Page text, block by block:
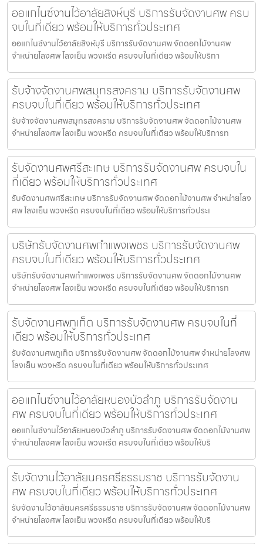
ออแกไนซ์งานไว้อาลัยสิงห์บุรี บริการรับจัดงานศพ ครบ
จบในที่เดียว พร้อมให้บริการทั่วประเทศ
ออแกไนซ์งานไว้อาลัยสิงห์บุรี บริการรับจัดงานศพ จัดดอกไม้งานศพ
จำหน่ายโลงศพ โลงเย็น พวงหรีด ครบจบในที่เดียว พร้อมให้บริกา
รับจ้างจัดงานศพสมุทรสงคราม บริการรับจัดงานศพ
ครบจบในที่เดียว พร้อมให้บริการทั่วประเทศ
รับจ้างจัดงานศพสมุทรสงคราม บริการรับจัดงานศพ จัดดอกไม้งานศพ
จำหน่ายโลงศพ โลงเย็น พวงหรีด ครบจบในที่เดียว พร้อมให้บริการท
รับจัดงานศพศรีสะเกษ บริการรับจัดงานศพ ครบจบใน
ที่เดียว พร้อมให้บริการทั่วประเทศ
รับจัดงานศพศรีสะเกษ บริการรับจัดงานศพ จัดดอกไม้งานศพ จำหน่ายโลง
ศพ โลงเย็น พวงหรีด ครบจบในที่เดียว พร้อมให้บริการทั่วประเ
บริษัทรับจัดงานศพกำแพงเพชร บริการรับจัดงานศพ
ครบจบในที่เดียว พร้อมให้บริการทั่วประเทศ
บริษัทรับจัดงานศพกำแพงเพชร บริการรับจัดงานศพ จัดดอกไม้งานศพ
จำหน่ายโลงศพ โลงเย็น พวงหรีด ครบจบในที่เดียว พร้อมให้บริการท
รับจัดงานศพภูเก็ต บริการรับจัดงานศพ ครบจบในที่
เดียว พร้อมให้บริการทั่วประเทศ
รับจัดงานศพภูเก็ต บริการรับจัดงานศพ จัดดอกไม้งานศพ จำหน่ายโลงศพ
โลงเย็น พวงหรีด ครบจบในที่เดียว พร้อมให้บริการทั่วประเทศ
ออแกไนซ์งานไว้อาลัยหนองบัวลำภู บริการรับจัดงาน
ศพ ครบจบในที่เดียว พร้อมให้บริการทั่วประเทศ
ออแกไนซ์งานไว้อาลัยหนองบัวลำภู บริการรับจัดงานศพ จัดดอกไม้งานศพ
จำหน่ายโลงศพ โลงเย็น พวงหรีด ครบจบในที่เดียว พร้อมให้บริ
รับจัดงานไว้อาลัยนครศรีธรรมราช บริการรับจัดงาน
ศพ ครบจบในที่เดียว พร้อมให้บริการทั่วประเทศ
รับจัดงานไว้อาลัยนครศรีธรรมราช บริการรับจัดงานศพ จัดดอกไม้งานศพ
จำหน่ายโลงศพ โลงเย็น พวงหรีด ครบจบในที่เดียว พร้อมให้บริ